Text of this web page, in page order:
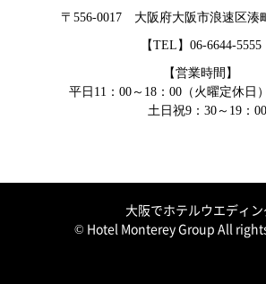
〒556-0017 大阪府大阪市浪速区湊
【TEL】 06-6644-5555
【営業時間】
平日11：00～18：00（火曜定休日
土日祝9：30～19：00
大阪でホテルウエディ
© Hotel Monterey Group All